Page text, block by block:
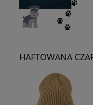
HAFTOWANA